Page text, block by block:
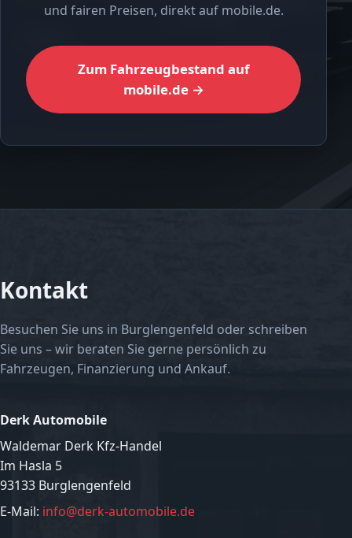
und fairen Preisen, direkt auf mobile.de.
Zum Fahrzeugbestand auf
mobile.de →
Kontakt
Besuchen Sie uns in Burglengenfeld oder schreiben
Sie uns – wir beraten Sie gerne persönlich zu
Fahrzeugen, Finanzierung und Ankauf.
Derk Automobile
Waldemar Derk Kfz-Handel
Im Hasla 5
93133 Burglengenfeld
E-Mail: info@derk-automobile.de